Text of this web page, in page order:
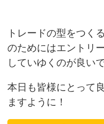
トレードの型をつく
のためにはエントリ
していゆくのが良いで
本日も皆様にとって
ますように！